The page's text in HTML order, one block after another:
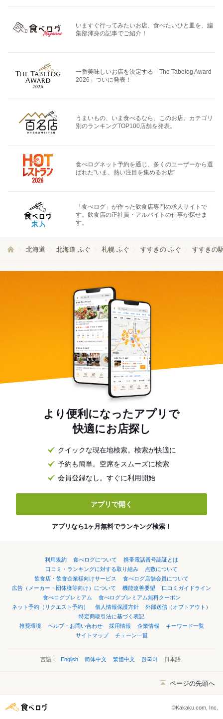
いますぐ行ってみたいお店、食べたいひと皿を、編
集部渾身の記事でご紹介！
一番美味しいお店を決定する「The Tabelog Award
2026」ついに発表！
うまいもの、いま食べるなら、このお店。カテゴリ
別のランキングTOP100店舗を発表。
食べログネット予約を通じ、多くのユーザーから選
ばれた"いま、熱い注目を集めるお店"
「食べログ」が作った飲食店専門の求人サイトで
す。飲食店の正社員・アルバイトの仕事が探せま
す。
北海道 北海道 ふぐ 札幌 ふぐ すすきの ふぐ すすきの
より便利になったアプリで
快適にお店探し
クイックな現在地検索。検索が快適に
予約も簡単。空席をスムーズに検索
会員登録なし。すぐに利用開始
アプリで開く
アプリなら1ヶ月無料でランキング検索！
利用規約 食べログについて
携帯電話番号認証とは
口コミ・ランキングに対する取り組み
点数について
飲食店・飲食企業様向けサービス
食べログ店舗会員について
広告（メーカー・団体様等向け）について
機能改善要望
口コミガイドライン
食べログプレミアム
食べログプレミアム無料クーポン
ネット予約（リクエスト予約）
個人情報保護方針
外部送信（オプトアウト）
特定商取引法に基づく表記
推奨環境
ヘルプ・お問い合わせ 採用情報 企業情報
キーワード一覧
サイトマップ
チェーン一覧
言語： English 简体中文 繁體中文 한국어 日本語
ページの先頭へ
©Kakaku.com, Inc.